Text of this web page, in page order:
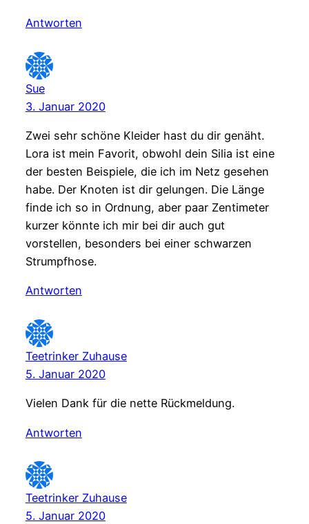
Antworten
Sue
3. Januar 2020
Zwei sehr schöne Kleider hast du dir genäht.
Lora ist mein Favorit, obwohl dein Silia ist eine
der besten Beispiele, die ich im Netz gesehen
habe. Der Knoten ist dir gelungen. Die Länge
finde ich so in Ordnung, aber paar Zentimeter
kurzer könnte ich mir bei dir auch gut
vorstellen, besonders bei einer schwarzen
Strumpfhose.
Antworten
Teetrinker Zuhause
5. Januar 2020
Vielen Dank für die nette Rückmeldung.
Antworten
Teetrinker Zuhause
5. Januar 2020